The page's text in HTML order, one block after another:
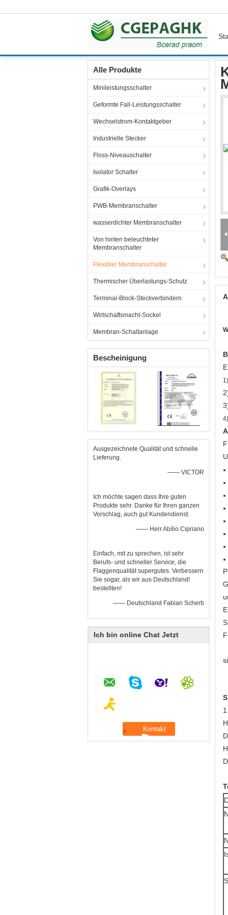
Alle Produkte
Minileistungsschalter
Geformte Fall-Leistungsschalter
Wechselstrom-Kontaktgeber
Industrielle Stecker
Floss-Niveauschalter
Isolator Schalter
Grafik-Overlays
PWB-Membranschalter
wasserdichter Membranschalter
Von hinten beleuchteter
Membranschalter
Flexibler Membranschalter
Thermischer Überlastungs-Schutz
Terminal-Block-Steckverbindern
Wirtschaftsmacht-Sockel
Membran-Schaltanlage
Bescheinigung
Ausgezeichnete Qualität und schnelle
Lieferung.
—— VICTOR
Ich möchte sagen dass Ihre guten
Produkte sehr. Danke für Ihren ganzen
Vorschlag, auch gut Kundendienst.
—— Herr Abílio Cipriano
Einfach, mit zu sprechen, ist sehr
Berufs- und schneller Service, die
Flaggenqualität supergutes. Verbessern
Sie sogar, als wir aus Deutschland!
bestellten!
—— Deutschland Fabian Scherb
Ich bin online Chat Jetzt